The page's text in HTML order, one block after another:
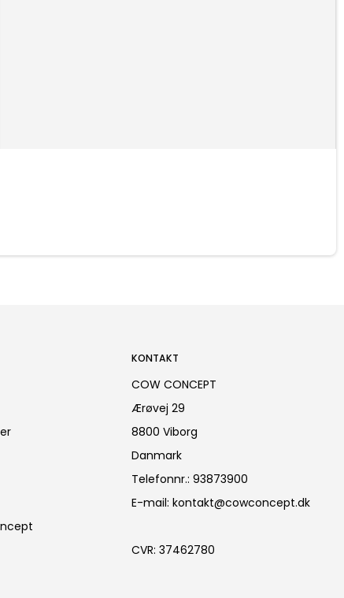
KONTAKT
COW CONCEPT
Ærøvej 29
8800 Viborg
Danmark
Telefonnr.: 93873900
E-mail: kontakt@cowconcept.dk
CVR: 37462780